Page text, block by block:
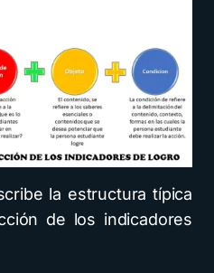
la estructura típica
de los indicadores